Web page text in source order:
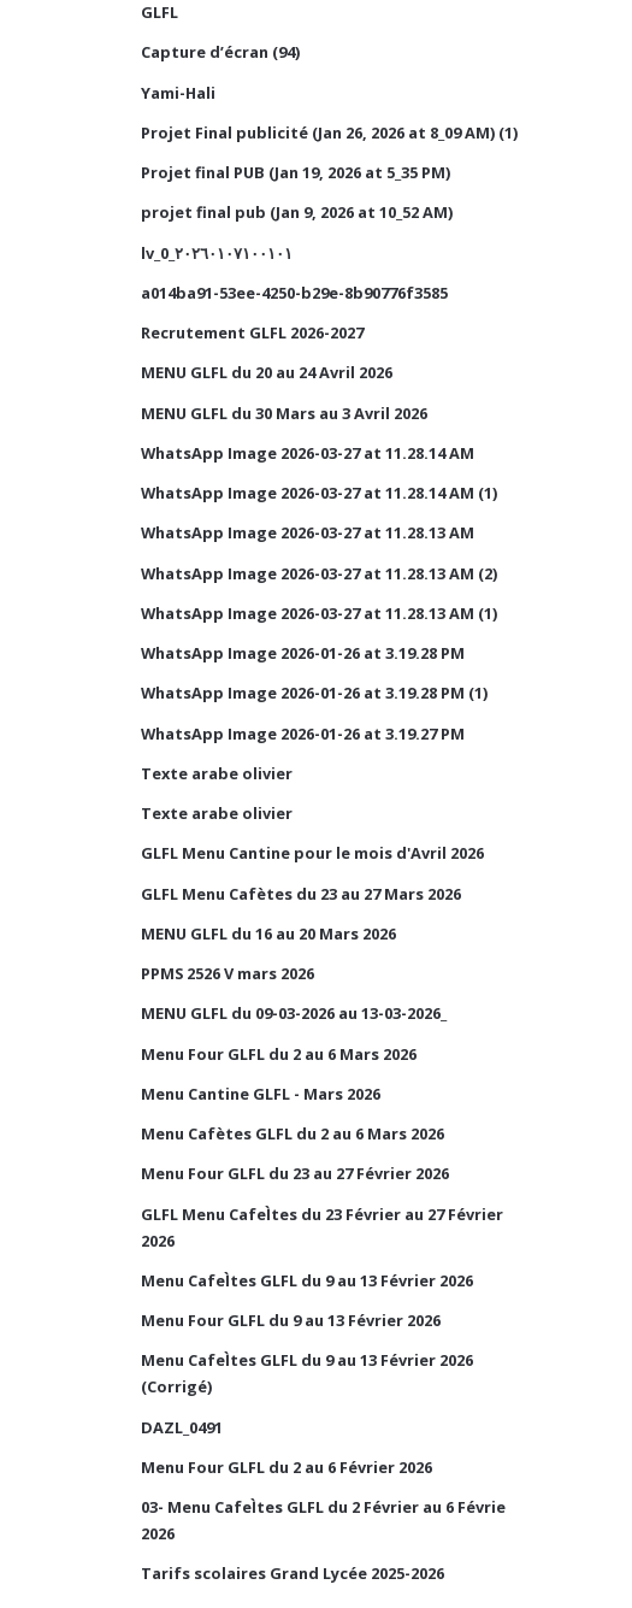
GLFL
Capture d’écran (94)
Yami-Hali
Projet Final publicité (Jan 26, 2026 at 8_09 AM) (1)
Projet final PUB (Jan 19, 2026 at 5_35 PM)
projet final pub (Jan 9, 2026 at 10_52 AM)
lv_0_٢٠٢٦٠١٠٧١٠٠١٠١
a014ba91-53ee-4250-b29e-8b90776f3585
Recrutement GLFL 2026-2027
MENU GLFL du 20 au 24 Avril 2026
MENU GLFL du 30 Mars au 3 Avril 2026
WhatsApp Image 2026-03-27 at 11.28.14 AM
WhatsApp Image 2026-03-27 at 11.28.14 AM (1)
WhatsApp Image 2026-03-27 at 11.28.13 AM
WhatsApp Image 2026-03-27 at 11.28.13 AM (2)
WhatsApp Image 2026-03-27 at 11.28.13 AM (1)
WhatsApp Image 2026-01-26 at 3.19.28 PM
WhatsApp Image 2026-01-26 at 3.19.28 PM (1)
WhatsApp Image 2026-01-26 at 3.19.27 PM
Texte arabe olivier
Texte arabe olivier
GLFL Menu Cantine pour le mois d'Avril 2026
GLFL Menu Cafètes du 23 au 27 Mars 2026
MENU GLFL du 16 au 20 Mars 2026
PPMS 2526 V mars 2026
MENU GLFL du 09-03-2026 au 13-03-2026_
Menu Four GLFL du 2 au 6 Mars 2026
Menu Cantine GLFL - Mars 2026
Menu Cafètes GLFL du 2 au 6 Mars 2026
Menu Four GLFL du 23 au 27 Février 2026
GLFL Menu CafeÌtes du 23 Février au 27 Février
2026
Menu CafeÌtes GLFL du 9 au 13 Février 2026
Menu Four GLFL du 9 au 13 Février 2026
Menu CafeÌtes GLFL du 9 au 13 Février 2026
(Corrigé)
DAZL_0491
Menu Four GLFL du 2 au 6 Février 2026
03- Menu CafeÌtes GLFL du 2 Février au 6 Févrie
2026
Tarifs scolaires Grand Lycée 2025-2026